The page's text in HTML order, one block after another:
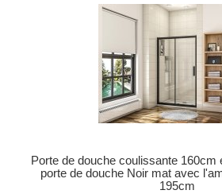
Porte de douche coulissante 160cm en verre anticalcaire
porte de douche Noir mat avec
195cm